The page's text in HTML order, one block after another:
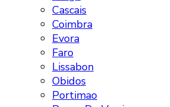
Cascais
Coimbra
Evora
Faro
Lissabon
Obidos
Portimao